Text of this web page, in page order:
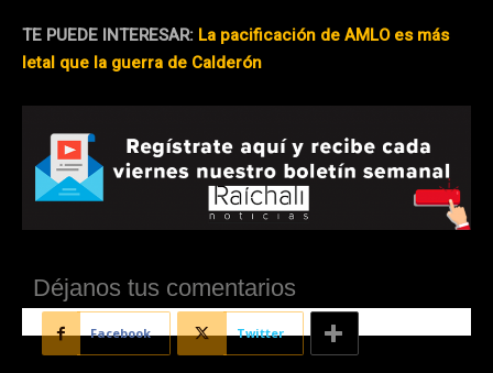
TE PUEDE INTERESAR: La pacificación de AMLO es más
letal que la guerra de Calderón
Déjanos tus comentarios
Facebook Twitter